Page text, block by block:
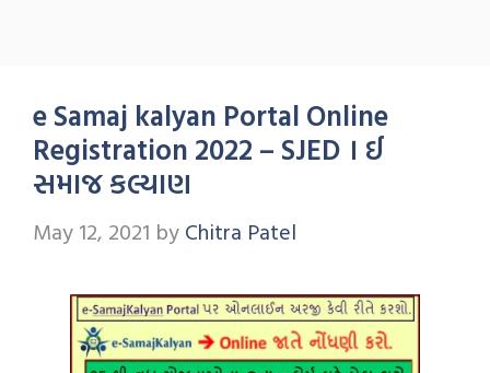
e Samaj kalyan Portal Online
Registration 2022 – SJED । ઈ
સમાજ કલ્યાણ
May 12, 2021 by Chitra Patel